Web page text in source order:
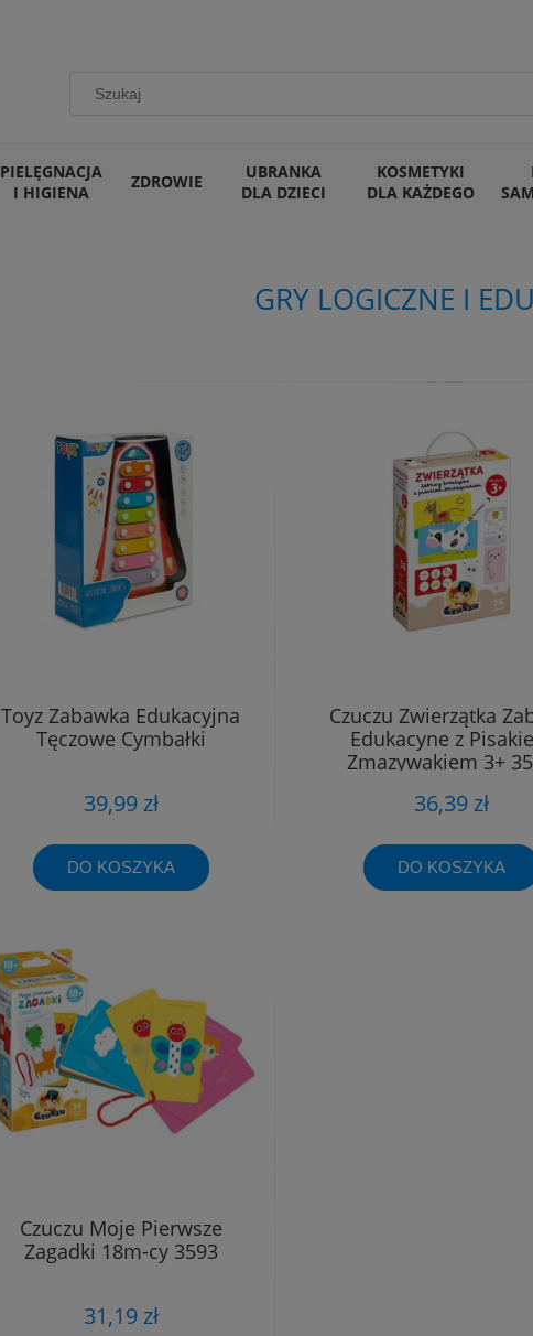
PIELĘGNACJA
I HIGIENA
ZDROWIE
UBRANKA
DLA DZIECI
KOSMETYKI
DLA KAŻDEGO
GRY LOGICZNE I
Toyz Zabawka Edukacyjna
Tęczowe Cymbałki
39,99 zł
DO KOSZYKA
Czuczu Zwierzątka
Edukacyne z
Zmazywakiem 3+
36,39 zł
DO KOSZYKA
Czuczu Moje Pierwsze
Zagadki 18m-cy 3593
31,19 zł